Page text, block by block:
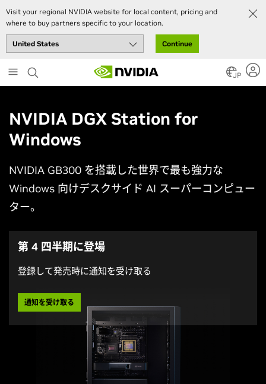
Visit your regional NVIDIA website for local content, pricing and
where to buy partners specific to your location.
Continue
to
main
JP
NVIDIA DGX Station for
Windows
NVIDIA GB300 を搭載した世界で最も強力な
Windows 向けデスクサイド AI スーパーコンピュー
ター。
第 4 四半期に登場
登録して発売時に通知を受け取る
通知を受け取る